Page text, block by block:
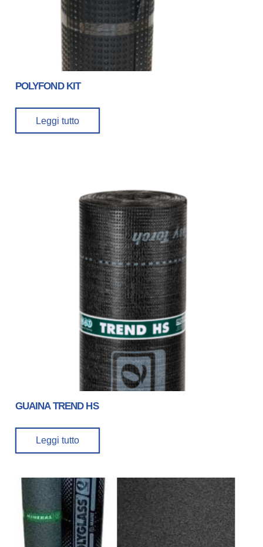
POLYFOND KIT
Leggi tutto
GUAINA TREND HS
Leggi tutto